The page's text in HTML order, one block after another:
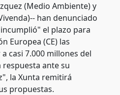
(Medio Ambiente) y
han denunciado
el plazo para
Europea (CE) las
casi 7.000 millones del
respuesta ante su
la Xunta remitirá
propuestas.